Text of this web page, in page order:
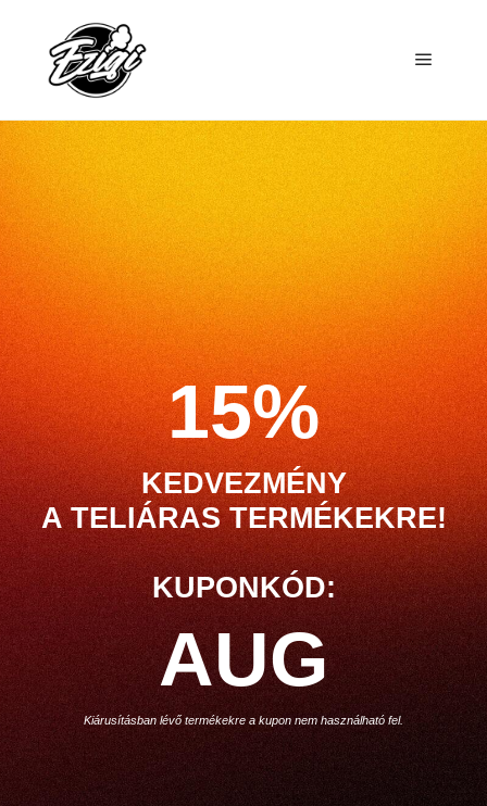
15%
KEDVEZMÉNY
A TELIÁRAS TERMÉKEKRE!
KUPONKÓD:
AUG
Kiárusításban lévő termékekre a kupon nem használható fel.